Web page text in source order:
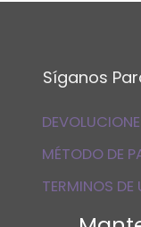
Síganos
MÉTODO DE
TERMINOS DE